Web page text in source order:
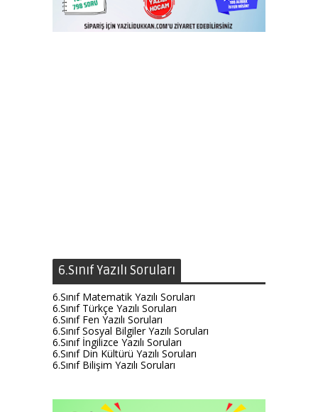
6.Sınıf Yazılı Soruları
6.Sınıf Matematik Yazılı Soruları
6.Sınıf Türkçe Yazılı Soruları
6.Sınıf Fen Yazılı Soruları
6.Sınıf Sosyal Bilgiler Yazılı Soruları
6.Sınıf İngilizce Yazılı Soruları
6.Sınıf Din Kültürü Yazılı Soruları
6.Sınıf Bilişim Yazılı Soruları